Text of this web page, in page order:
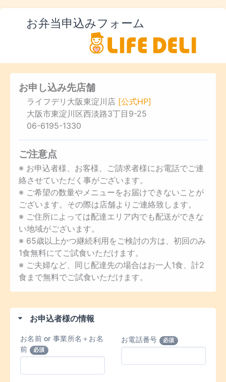
お弁当申込みフォーム
お申し込み先店舗
ライフデリ大阪東淀川店 [公式HP]
大阪市東淀川区西淡路3丁目9-25
06-6195-1330
ご注意点
※ お申込者様、お客様、ご請求者様にお電話でご連
絡させていただく事がございます。
※ ご希望の数量やメニューをお届けできないことが
ございます。その際は店舗よりご連絡致します。
※ ご住所によっては配達エリア内でも配送ができな
い地域がございます。
※ 65歳以上かつ継続利用をご検討の方は、初回のみ
1食無料にてご試食いただけます。
※ ご夫婦など、同じ配達先の場合はお一人1食、計2
食まで無料でご試食いただけます。
お申込者様の情報
お名前 or 事業所名＋お名
前
必須
お電話番号 必須